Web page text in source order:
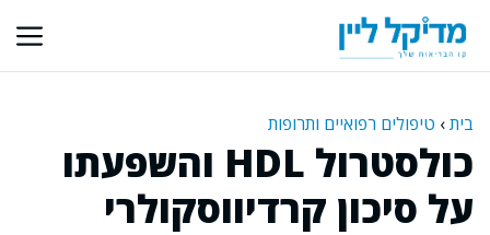
לתוכן
בית› טיפולים רפואיים ותרופות
כולסטרול HDL והשפעתו
על סיכון קרדיווסקולרי